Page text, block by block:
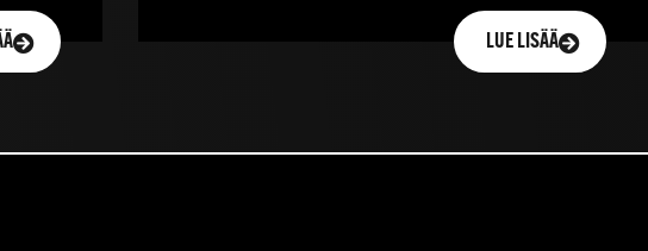
LUE LISÄÄ